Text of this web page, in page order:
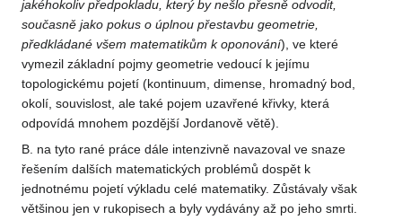
jakéhokoliv předpokladu, který by nešlo přesně odvodit,
současně jako pokus o úplnou přestavbu geometrie,
předkládané všem matematikům k oponování), ve které
vymezil základní pojmy geometrie vedoucí k jejímu
topologickému pojetí (kontinuum, dimense, hromadný bod,
okolí, souvislost, ale také pojem uzavřené křivky, která
odpovídá mnohem pozdější Jordanově větě).
B. na tyto rané práce dále intenzivně navazoval ve snaze
řešením dalších matematických problémů dospět k
jednotnému pojetí výkladu celé matematiky. Zůstávaly však
většinou jen v rukopisech a byly vydávány až po jeho smrti.